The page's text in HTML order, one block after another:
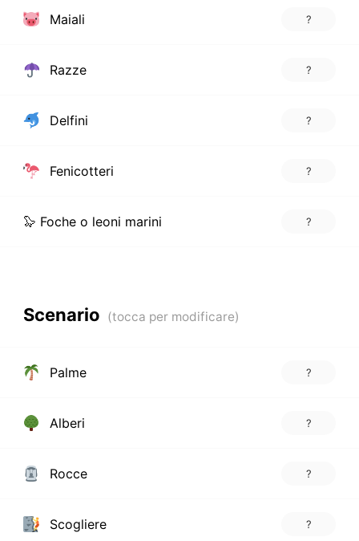
Maiali ?
Razze ?
Delfini ?
Fenicotteri ?
🦭 Foche o leoni marini ?
Scenario
Palme ?
Alberi ?
Rocce ?
Scogliere ?